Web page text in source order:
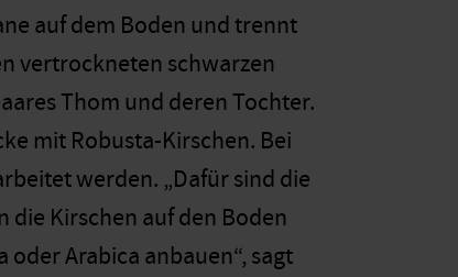
auf dem Boden und trennt
vertrockneten schwarzen
Thom und deren Tochter.
mit Robusta-Kirschen. Bei
werden. „Dafür sind die
Kirschen auf den Boden
Arabica anbauen“, sagt